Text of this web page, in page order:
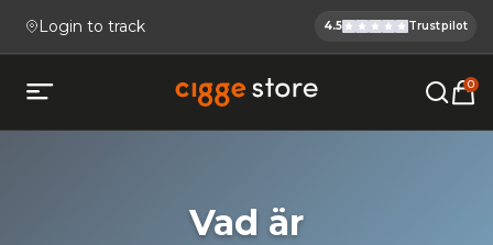
Login to track
Cigge.se Is
4.5 Trustpilot
Open mobile menu
Köp E-cigg, E-juice, Snus &
0
Vad är